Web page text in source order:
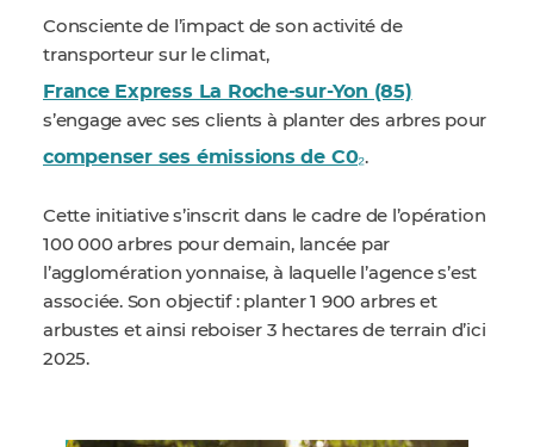
Consciente de l’impact de son activité de
transporteur sur le climat,
France Express La Roche-sur-Yon (85)
s’engage avec ses clients à planter des arbres pour
compenser ses émissions de C0₂.
Cette initiative s’inscrit dans le cadre de l’opération
100 000 arbres pour demain, lancée par
l’agglomération yonnaise, à laquelle l’agence s’est
associée. Son objectif : planter 1 900 arbres et
arbustes et ainsi reboiser 3 hectares de terrain d’ici
2025.